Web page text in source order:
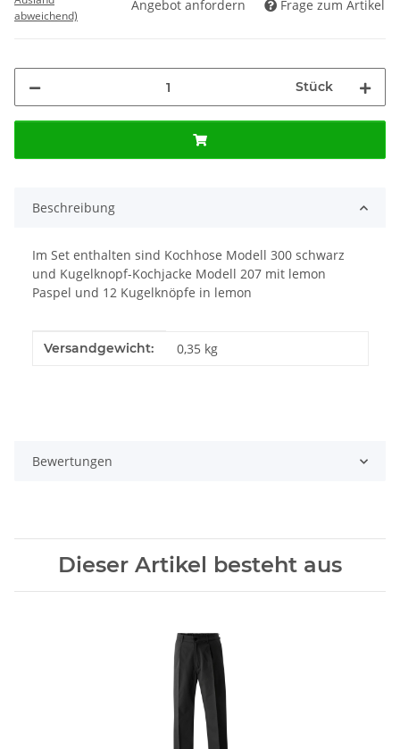
abweichend)
Angebot anfordern Frage zum Artikel
Stück
Beschreibung
Im Set enthalten sind Kochhose Modell 300 schwarz
und Kugelknopf-Kochjacke Modell 207 mit lemon
Paspel und 12 Kugelknöpfe in lemon
Produkteigenschaft
Wert
Versandgewicht: 0,35 kg
Bewertungen
Dieser Artikel besteht aus